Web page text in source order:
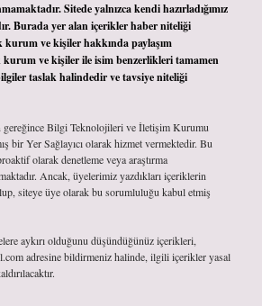
Sitede yalnızca kendi hazırladığımız
Burada yer alan içerikler haber niteliği
kurum ve kişiler hakkında paylaşım
kurum ve kişiler ile isim benzerlikleri tamamen
taslak halindedir ve tavsiye niteliği
gereğince Bilgi Teknolojileri ve İletişim Kurumu
bir Yer Sağlayıcı olarak hizmet vermektedir. Bu
olarak denetleme veya araştırma
Ancak, üyelerimiz yazdıkları içeriklerin
siteye üye olarak bu sorumluluğu kabul etmiş
aykırı olduğunu düşündüğünüz içerikleri,
adresine bildirmeniz halinde, ilgili içerikler yasal